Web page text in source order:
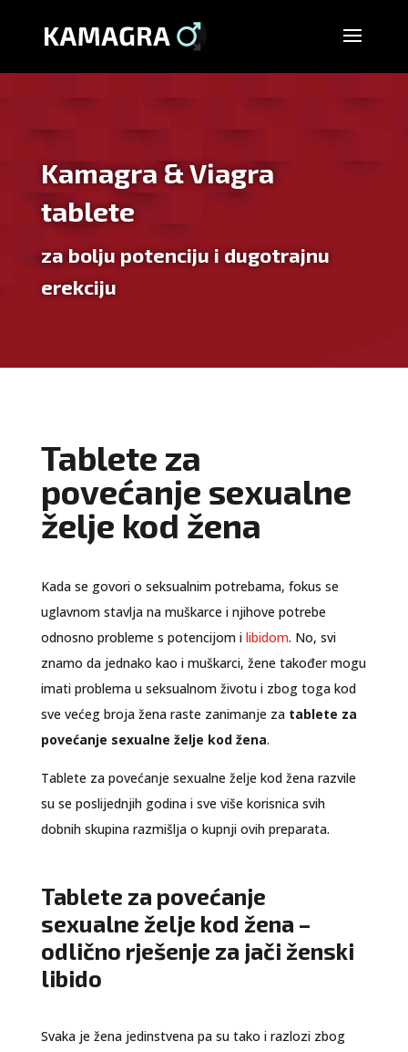
Kamagra & Viagra
tablete
za bolju potenciju i dugotrajnu
erekciju
Tablete za
povećanje sexualne
želje kod žena
Kada se govori o seksualnim potrebama, fokus se
uglavnom stavlja na muškarce i njihove potrebe
odnosno probleme s potencijom i libidom. No, svi
znamo da jednako kao i muškarci, žene također mogu
imati problema u seksualnom životu i zbog toga kod
sve većeg broja žena raste zanimanje za tablete za
povećanje sexualne želje kod žena.
Tablete za povećanje sexualne želje kod žena razvile
su se poslijednjih godina i sve više korisnica svih
dobnih skupina razmišlja o kupnji ovih preparata.
Tablete za povećanje
sexualne želje kod žena –
odlično rješenje za jači ženski
libido
Svaka je žena jedinstvena pa su tako i razlozi zbog